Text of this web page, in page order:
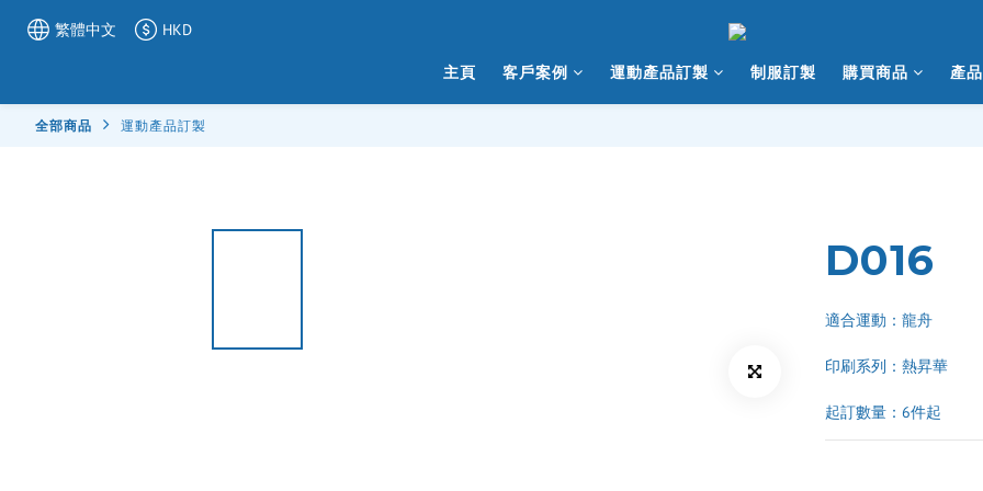
繁體中文 HKD
主頁 客戶案例 運動產品訂製 制服訂製 購買商品 產
全部商品 運動產品訂製
D016
適合運動：龍舟
印刷系列：熱昇華
起訂數量：6件起